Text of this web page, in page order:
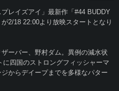
レイズアイ」最新作「#44 BUDDY
2/18 22:00より放映スタートとなり
ーバー、野村ダム。異例の減水状
四国のストロングフィッシャーマ
からデイープまでを多様なパター